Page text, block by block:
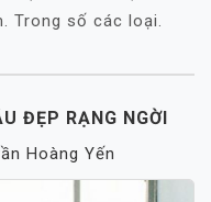
Trong số các loại.
ĐẸP RẠNG NGỜI
Hoàng Yến